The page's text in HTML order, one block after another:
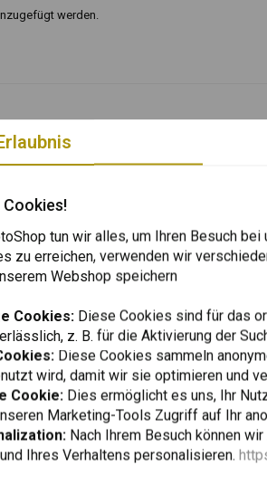
werden.
Fügen Sie Ihre Bewertung hinzu
tun wir alles, um Ihren Besuch
zu erreichen, verwenden wir
Webshop speichern
Cookies: Diese Cookies sind für das
z. B. für die Aktivierung der
Diese Cookies sammeln
wird, damit wir sie optimieren und
Cookie: Dies ermöglicht es uns, Ihr
Marketing-Tools Zugriff auf Ihr
Nach Ihrem Besuch können
Ihres Verhaltens personalisieren.